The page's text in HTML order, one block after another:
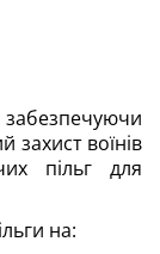
захист воїнів
пільг для
на: